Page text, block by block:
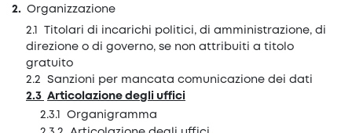
Organizzazione
Titolari di incarichi politici, di amministrazione, di
direzione o di governo, se non attribuiti a titolo
gratuito
Sanzioni per mancata comunicazione dei dati
Articolazione degli uffici
Organigramma